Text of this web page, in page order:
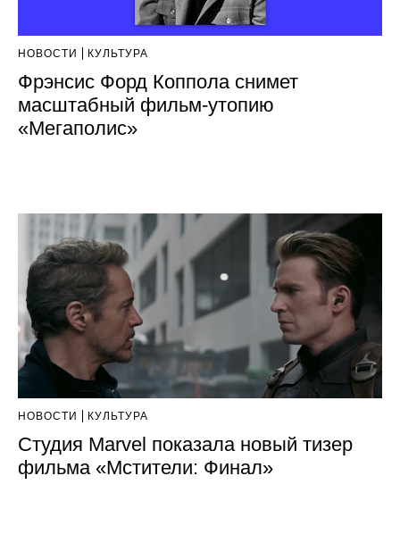
НОВОСТИ КУЛЬТУРА
Фрэнсис Форд Коппола снимет
масштабный фильм-утопию
«Мегаполис»
НОВОСТИ КУЛЬТУРА
Студия Marvel показала новый тизер
фильма «Мстители: Финал»